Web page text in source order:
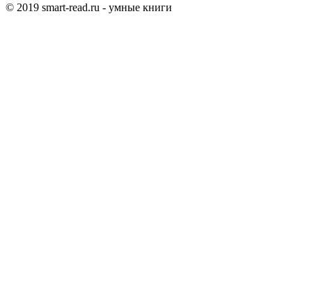
© 2019 smart-read.ru - умные книги